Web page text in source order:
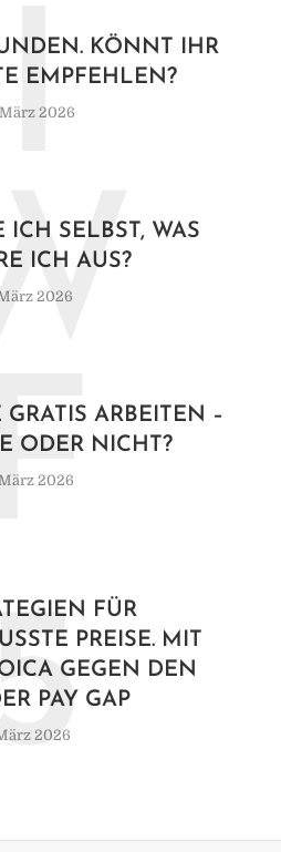
KÖNNT IHR
EMPFEHLEN?
2026
I
ICH SELBST, WAS
ICH AUS?
2026
GRATIS ARBEITEN –
ODER NICHT?
2026
FÜR
PREISE. MIT
GEGEN DEN
PAY GAP
2026